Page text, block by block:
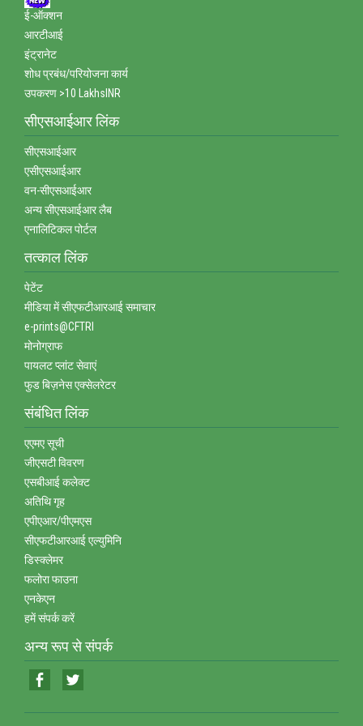
ई-ऑक्‍शन
आरटीआई
इंट्रानेट
शोध प्रबंध/परियोजना कार्य
उपकरण >10 LakhsINR
सीएसआईआर लिंक
सीएसआईआर
एसीएसआईआर
वन-सीएसआईआर
अन्‍य सीएसआईआर लैब
एनालिटिकल पोर्टल
तत्‍काल लिंक
पेटेंट
मीडिया में सीएफटीआरआई समाचार
e-prints@CFTRI
मोनोग्राफ
पायलट प्‍लांट सेवाएं
फुड बिज़नेस एक्‍सेलरेटर
संबंधित लिंक
एएमए सूची
जीएसटी विवरण
एसबीआई कलेक्‍ट
अतिथि गृह
एपीएआर/पीएमएस
सीएफटीआरआई एल्‍युमिनि
डिस्‍क्‍लेमर
फलोरा फाउना
एनकेएन
हमें संपर्क करें
अन्‍य रूप से संपर्क